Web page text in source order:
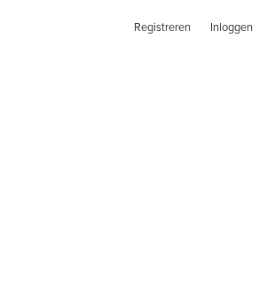
Registreren Inloggen